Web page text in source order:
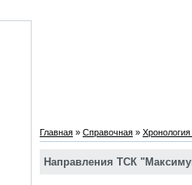
Главная » Справочная »
Направления ТСК